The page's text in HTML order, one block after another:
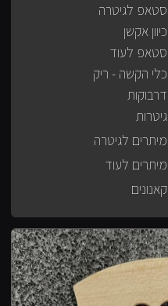
סטאפ לגיטרה
כיוון אקשן
סטאפ לעוד
כלי הקשה - ריק
דרבוקות
גיטרות
מיתרים לגיטרה
מיתרים לעוד
קאנונים